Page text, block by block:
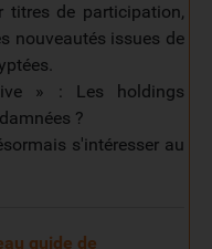
titres de participation,
nouveautés issues de
» : Les holdings
?
s'intéresser au
guide de